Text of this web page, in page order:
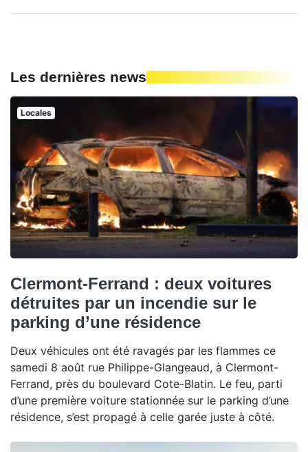
Les dernières news
Locales
Clermont-Ferrand : deux voitures
détruites par un incendie sur le
parking d’une résidence
Deux véhicules ont été ravagés par les flammes ce
samedi 8 août rue Philippe-Glangeaud, à Clermont-
Ferrand, près du boulevard Cote-Blatin. Le feu, parti
d’une première voiture stationnée sur le parking d’une
résidence, s’est propagé à celle garée juste à côté.